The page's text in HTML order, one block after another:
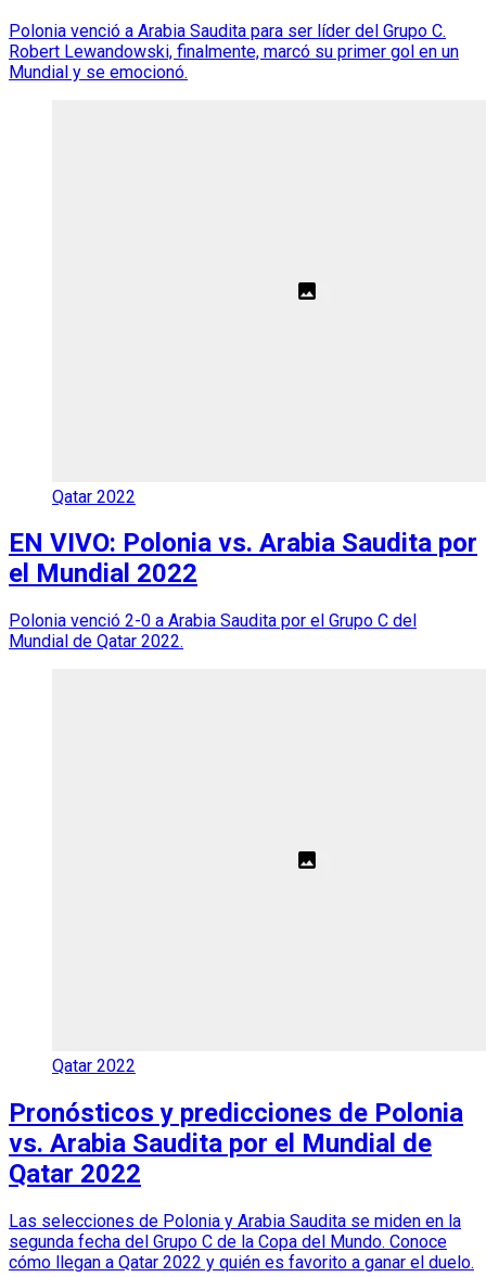
Polonia venció a Arabia Saudita para ser líder del Grupo C.
Robert Lewandowski, finalmente, marcó su primer gol en un
Mundial y se emocionó.
Qatar 2022
EN VIVO: Polonia vs. Arabia Saudita por
el Mundial 2022
Polonia venció 2-0 a Arabia Saudita por el Grupo C del
Mundial de Qatar 2022.
Qatar 2022
Pronósticos y predicciones de Polonia
vs. Arabia Saudita por el Mundial de
Qatar 2022
Las selecciones de Polonia y Arabia Saudita se miden en la
segunda fecha del Grupo C de la Copa del Mundo. Conoce
cómo llegan a Qatar 2022 y quién es favorito a ganar el duelo.